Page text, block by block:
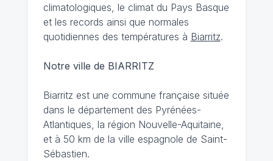
climatologiques, le climat du Pays Basque
et les records ainsi que normales
quotidiennes des températures à Biarritz.
Notre ville de BIARRITZ
Biarritz est une commune française située
dans le département des Pyrénées-
Atlantiques, la région Nouvelle-Aquitaine,
et à 50 km de la ville espagnole de Saint-
Sébastien.